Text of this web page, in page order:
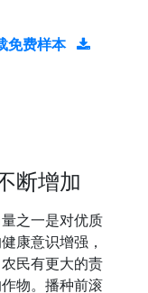
免费样本
断增加
之一是对优质
康意识增强，
民有更大的责
物。播种前滚